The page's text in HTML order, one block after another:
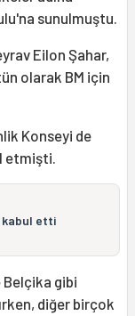
sunulmuştu.
Eilon Şahar,
olarak BM için
Konseyi de
etmişti.
kabul etti
Belçika gibi
diğer birçok